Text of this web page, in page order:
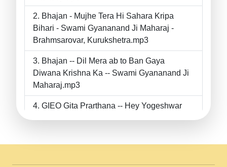
Bhajan - Mujhe Tera Hi Sahara Kripa
Bihari - Swami Gyananand Ji Maharaj -
Brahmsarovar, Kurukshetra.mp3
Bhajan -- Dil Mera ab to Ban Gaya
Diwana Krishna Ka -- Swami Gyananand Ji
Maharaj.mp3
GIEO Gita Prarthana -- Hey Yogeshwar
II Swami Gyananand Ji Maharaj.mp3